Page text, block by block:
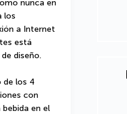
nunca en
los
a Internet
está
diseño.
de los 4
con
en el